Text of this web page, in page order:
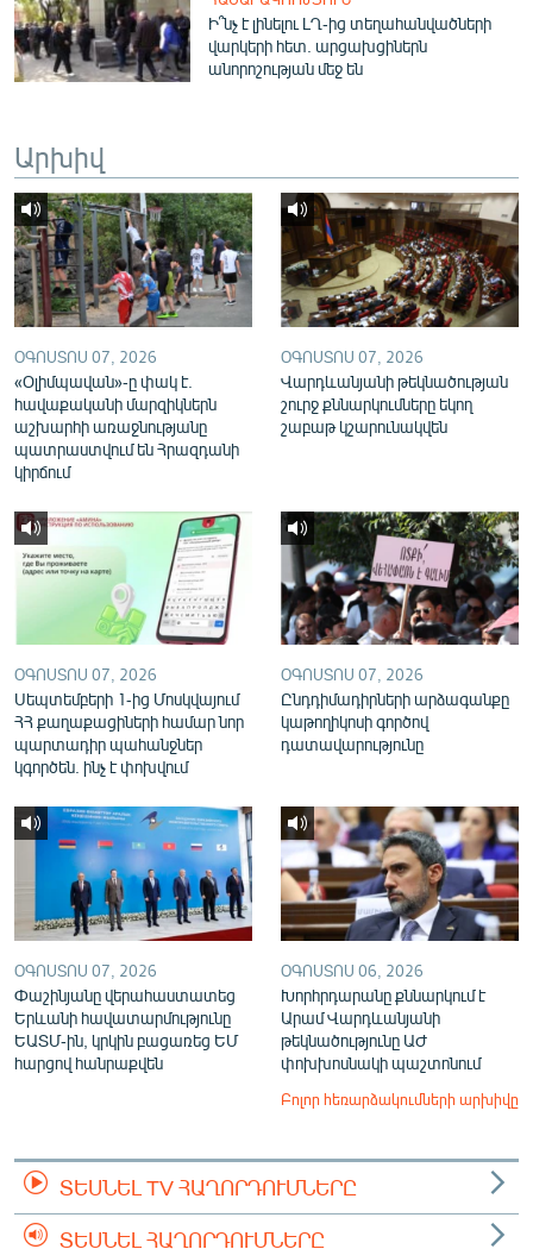
ԲԱՆԱՎԵՃ
ՁԳՏԵԼՈՎ ԼԱՎԱԳՈՒՅՆԻՆ
Հայերեն
English
Русский
ՀԵՏԵՎԵՔ ՄԵԶ
«Ազատության» բոլոր կայքերը
Ի՞նչ է լինելու ԼՂ-ից տեղահանվածների
վարկերի հետ. արցախցիներն
անորոշության մեջ են
Արխիվ
ՕԳՈՍՏՈՍ 07, 2026
«Օլիմպավան»-ը փակ է.
հավաքականի մարզիկներն
աշխարհի առաջնությանը
պատրաստվում են Հրազդանի
կիրճում
ՕԳՈՍՏՈՍ 07, 2026
Վարդևանյանի թեկնածության
շուրջ քննարկումները եկող
շաբաթ կշարունակվեն
ՕԳՈՍՏՈՍ 07, 2026
Սեպտեմբերի 1-ից Մոսկվայում
ՀՀ քաղաքացիների համար նոր
պարտադիր պահանջներ
կգործեն. ինչ է փոխվում
ՕԳՈՍՏՈՍ 07, 2026
Ընդդիմադիրների արձագանքը
կաթողիկոսի գործով
դատավարությունը
ՕԳՈՍՏՈՍ 07, 2026
Փաշինյանը վերահաստատեց
Երևանի հավատարմությունը
ԵԱՏՄ-ին, կրկին բացառեց ԵՄ
հարցով հանրաքվեն
ՕԳՈՍՏՈՍ 06, 2026
Խորհրդարանը քննարկում է
Արամ Վարդևանյանի
թեկնածությունը ԱԺ
փոխխոսնակի պաշտոնում
Բոլոր հեռարձակումների արխիվը
ՏԵՍՆԵԼ TV ՀԱՂՈՐԴՈՒՄՆԵՐԸ
ՏԵՍՆԵԼ ՀԱՂՈՐԴՈՒՄՆԵՐԸ